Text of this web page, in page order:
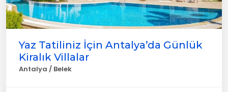
Yaz Tatiliniz İçin Antalya’da Günlük
Kiralık Villalar
Antalya / Belek